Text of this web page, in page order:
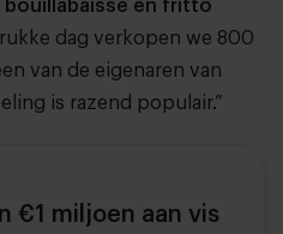
bouillabaisse en fritto
dag verkopen we 800
van de eigenaren van
is razend populair.”
€1 miljoen aan vis